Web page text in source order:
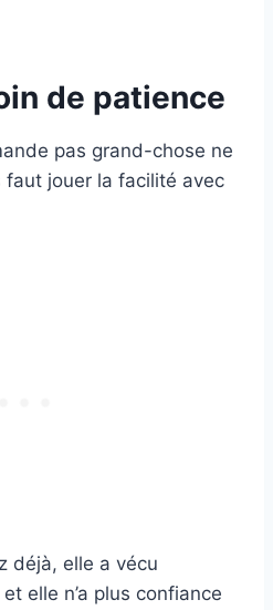
de patience
pas grand-chose ne
faut jouer la facilité avec
déjà, elle a vécu
elle n’a plus confiance